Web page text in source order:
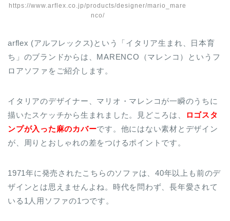
https://www.arflex.co.jp/products/designer/mario_mare
nco/
arflex (アルフレックス)という「イタリア生まれ、日本育
ち」のブランドからは、MARENCO（マレンコ）というフ
ロアソファをご紹介します。
イタリアのデザイナー、マリオ・マレンコが一瞬のうちに
描いたスケッチから生まれました。見どころは、
ロゴスタ
ンプが入った麻のカバーです。他にはない素材とデザイン
が、周りとおしゃれの差をつけるポイントです。
1971年に発売されたこちらのソファは、40年以上も前のデ
ザインとは思えませんよね。時代を問わず、長年愛されて
いる1人用ソファの1つです。